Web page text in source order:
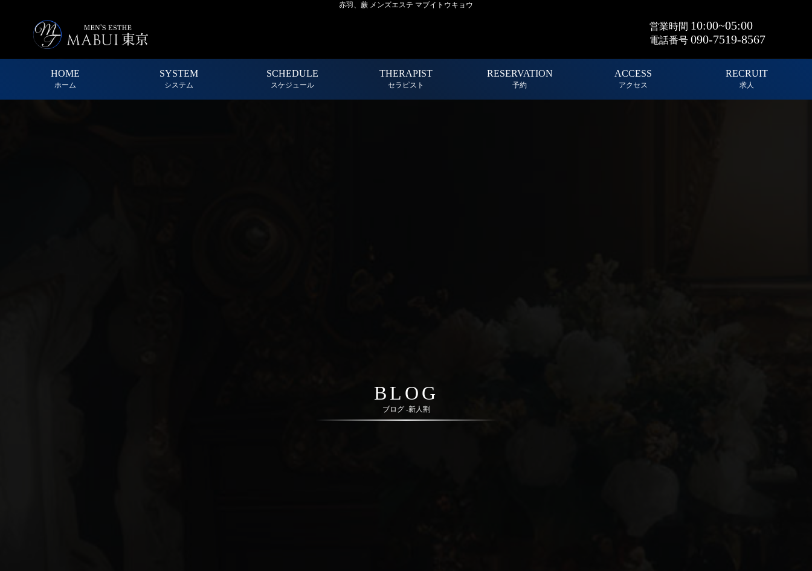
赤羽、蕨 メンズエステ マブイトウキョウ
営業時間 10:00~05:00
電話番号 090-7519-8567
HOME
ホーム
SYSTEM
システム
SCHEDULE
スケジュール
THERAPIST
セラピスト
RESERVATION
予約
ACCESS
アクセス
RECRUIT
求人
BLOG
ブログ -新人割